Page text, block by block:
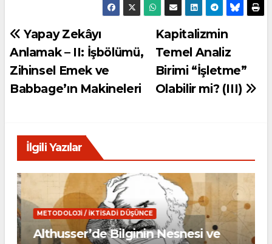
Yazı
gezinmesi
Kapitalizmin
Temel Analiz
Birimi “İşletme”
Olabilir mi? (III)
Yapay Zekâyı
Anlamak – II: İşbölümü,
Zihinsel Emek ve
Babbage’ın Makineleri
İlgili Yazılar
METODOLOJI / İKTISADI DÜŞÜNCE
Althusser’de Bilginin Nesnesi ve